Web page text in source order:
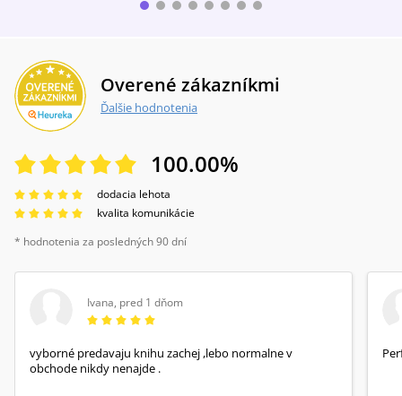
Overené zákazníkmi
Ďalšie hodnotenia
100.00%
dodacia lehota
kvalita komunikácie
* hodnotenia za posledných 90 dní
Ivana, pred 1 dňom
vyborné predavaju knihu zachej ,lebo normalne v
obchode nikdy nenajde .